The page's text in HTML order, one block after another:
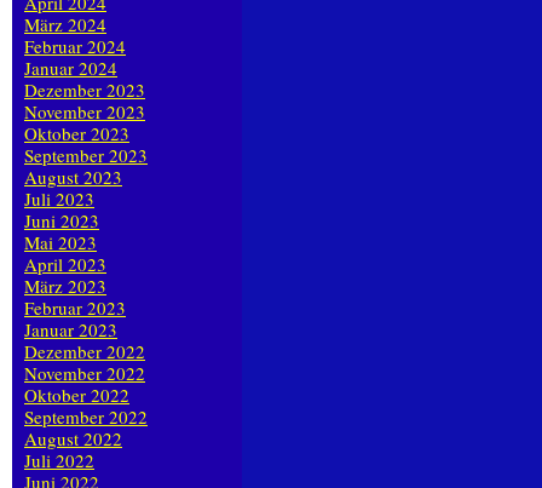
März 2024
Februar 2024
Januar 2024
Dezember 2023
November 2023
Oktober 2023
September 2023
August 2023
Juli 2023
Juni 2023
Mai 2023
April 2023
März 2023
Februar 2023
Januar 2023
Dezember 2022
November 2022
Oktober 2022
September 2022
August 2022
Juli 2022
Juni 2022